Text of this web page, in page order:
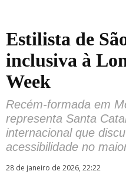
Estilista de
inclusiva à
Week
Recém-formada em
representa Santa
internacional que
acessibilidade no
28 de janeiro de 2026, 22:22